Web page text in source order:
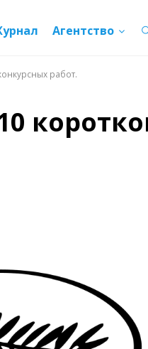
Агентство
работ.